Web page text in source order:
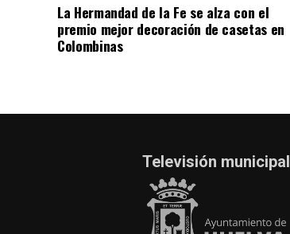
La Hermandad de la Fe se alza con el
premio mejor decoración de casetas en
Colombinas
Televisión municipal